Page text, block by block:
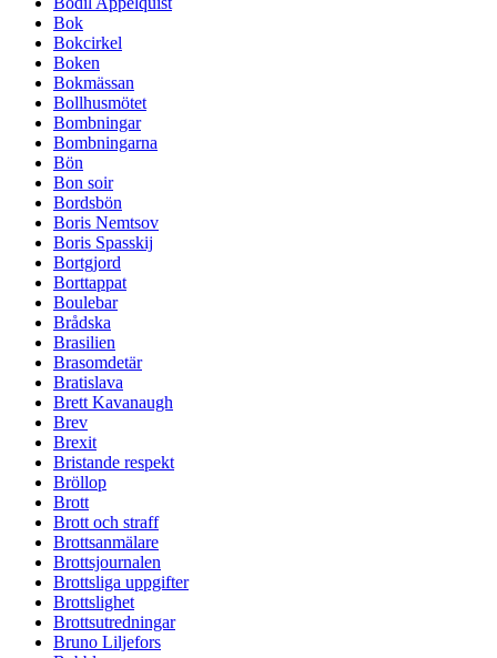
Bok
Bokcirkel
Boken
Bokmässan
Bollhusmötet
Bombningar
Bombningarna
Bön
Bon soir
Bordsbön
Boris Nemtsov
Boris Spasskij
Bortgjord
Borttappat
Boulebar
Brådska
Brasilien
Brasomdetär
Bratislava
Brett Kavanaugh
Brev
Brexit
Bristande respekt
Bröllop
Brott
Brott och straff
Brottsanmälare
Brottsjournalen
Brottsliga uppgifter
Brottslighet
Brottsutredningar
Bruno Liljefors